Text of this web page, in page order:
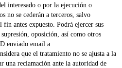
interesado o por la ejecución o
no se cederán a terceros, salvo
antes expuesto. Podrá ejercer sus
oposición, así como otros
enviado email a
que el tratamiento no se ajusta a la
una reclamación ante la autoridad de